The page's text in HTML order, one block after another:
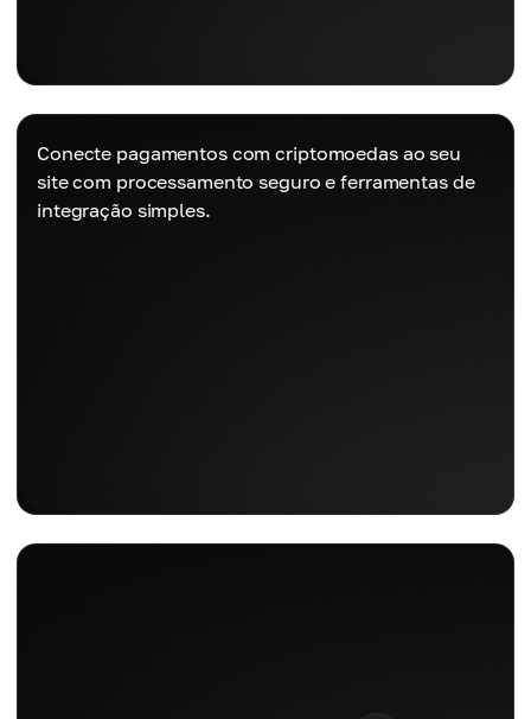
Conecte pagamentos com criptomoedas ao seu
site com processamento seguro e ferramentas de
integração simples.